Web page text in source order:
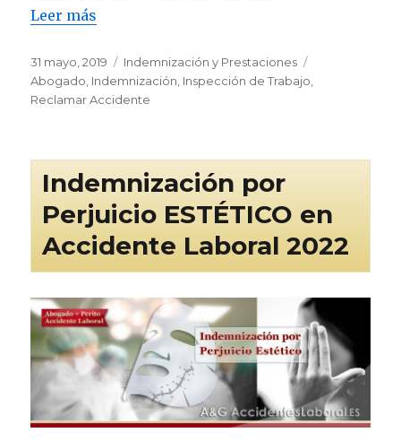
Leer más
Publicado
el
31 mayo, 2019 Categorías
Indemnización y Prestaciones
Abogado Indemnización Inspección de Trabajo
Reclamar Accidente
Indemnización por
Perjuicio ESTÉTICO en
Accidente Laboral 2022